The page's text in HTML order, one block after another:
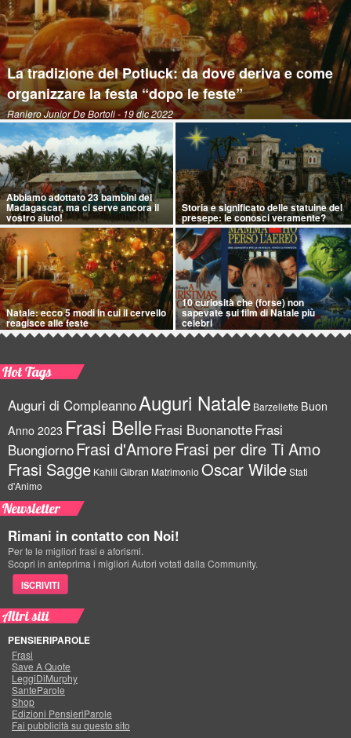
La tradizione del Potluck: da dove deriva e come
organizzare la festa “dopo le feste”
Raniero Junior De Bortoli- 19 dic 2022
Abbiamo adottato 23 bambini del
Madagascar, ma ci serve ancora il
vostro aiuto!
Storia e significato delle statuine del
presepe: le conosci veramente?
Natale: ecco 5 modi in cui il cervello
reagisce alle feste
10 curiosità che (forse) non
sapevate sui film di Natale più
celebri
Hot Tags
Auguri di CompleannoAuguri Natale Barzellette Buon
Anno 2023 Frasi BelleFrasi BuonanotteFrasi
BuongiornoFrasi d'AmoreFrasi per dire Ti Amo
Frasi Sagge Kahlil Gibran Matrimonio Oscar WildeStati
d'Animo
Newsletter
Rimani in contatto con Noi!
Per te le migliori frasi e aforismi.
Scopri in anteprima i migliori Autori votati dalla Community.
ISCRIVITI
Altri siti
PENSIERIPAROLE
Frasi
Save A Quote
LeggiDiMurphy
SanteParole
Shop
Edizioni PensieriParole
Fai pubblicità su questo sito